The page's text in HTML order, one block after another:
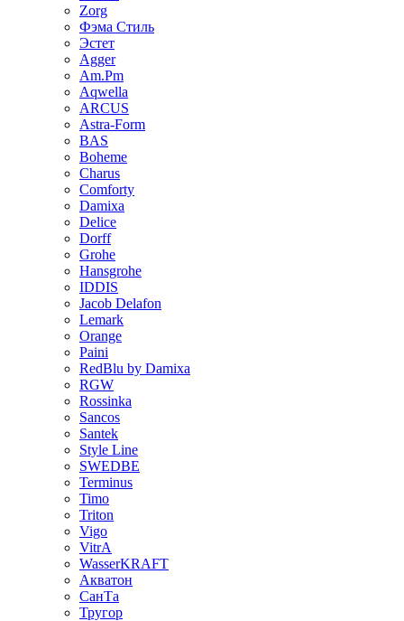
Zorg
Фэма Стиль
Эстет
Agger
Am.Pm
Aqwella
ARCUS
Astra-Form
BAS
Boheme
Charus
Comforty
Damixa
Delice
Dorff
Grohe
Hansgrohe
IDDIS
Jacob Delafon
Lemark
Orange
Paini
RedBlu by Damixa
RGW
Rossinka
Sancos
Santek
Style Line
SWEDBE
Terminus
Timo
Triton
Vigo
VitrA
WasserKRAFT
Акватон
СанТа
Тругор